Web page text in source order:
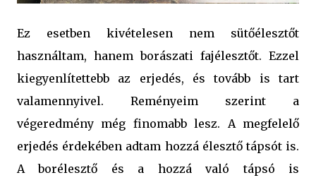
Ez esetben kivételesen nem sütőélesztőt
használtam, hanem borászati fajélesztőt. Ezzel
kiegyenlítettebb az erjedés, és tovább is tart
valamennyivel. Reményeim szerint a
végeredmény még finomabb lesz. A megfelelő
erjedés érdekében adtam hozzá élesztő tápsót is.
A borélesztő és a hozzá való tápsó is